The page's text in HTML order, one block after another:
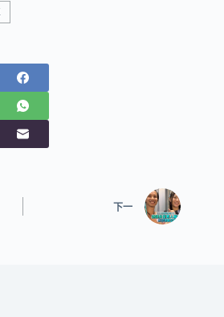
下一